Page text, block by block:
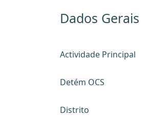
Dados Gerais
Actividade Principal
Detém OCS
Distrito